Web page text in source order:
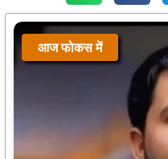
आज फोकस में